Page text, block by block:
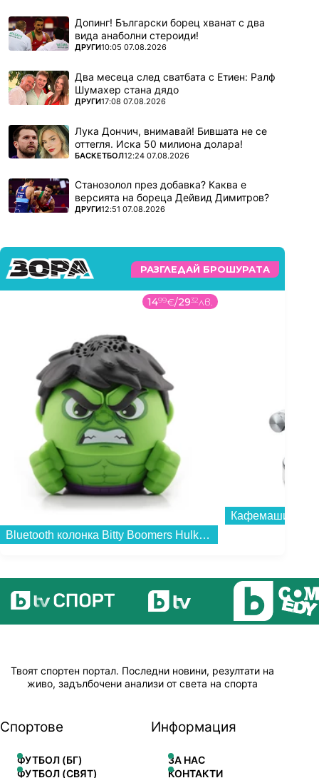
Допинг! Български борец хванат с два
вида анаболни стероиди!
ПОВЕЧЕ ОТ
ДРУГИ10:05 07.08.2026
Два месеца след сватбата с Етиен: Ралф
Шумахер стана дядо
ПОВЕЧЕ ОТ
ДРУГИ17:08 07.08.2026
Лука Дончич, внимавай! Бившата не се
оттегля. Иска 50 милиона долара!
ПОВЕЧЕ ОТ
БАСКЕТБОЛ12:24 07.08.2026
Станозолол през добавка? Каква е
версията на бореца Дейвид Димитров?
ПОВЕЧЕ ОТ
ДРУГИ12:51 07.08.2026
РАЗГЛЕДАЙ БРОШУРАТА
1499€/2932лв.
Bluetooth колонка Bitty Boomers Hulk - BITTYHULK...
Кафемашина
Твоят спортен портал. Последни новини, резултати на
живо, задълбочени анализи от света на спорта
Спортове
ФУТБОЛ (БГ)
ФУТБОЛ (СВЯТ)
Информация
ЗА НАС
КОНТАКТИ